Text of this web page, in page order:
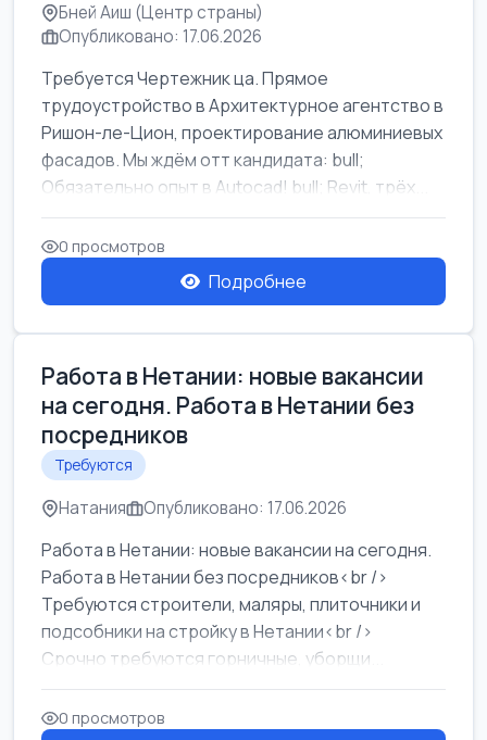
Бней Аиш (Центр страны)
Опубликовано: 17.06.2026
Требуется Чертежник ца. Прямое
трудоустройство в Архитектурное агентство в
Ришон-ле-Цион, проектирование алюминиевых
фасадов. Мы ждём отт кандидата: bull;
Обязательно опыт в Autocad! bull; Revit, трёх...
0 просмотров
Подробнее
Работа в Нетании: новые вакансии
на сегодня. Работа в Нетании без
посредников
Требуются
Натания Опубликовано: 17.06.2026
Работа в Нетании: новые вакансии на сегодня.
Работа в Нетании без посредников<br />
Требуются строители, маляры, плиточники и
подсобники на стройку в Нетании<br />
Срочно требуются горничные, уборщи...
0 просмотров